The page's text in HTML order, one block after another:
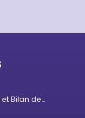
Bilan de